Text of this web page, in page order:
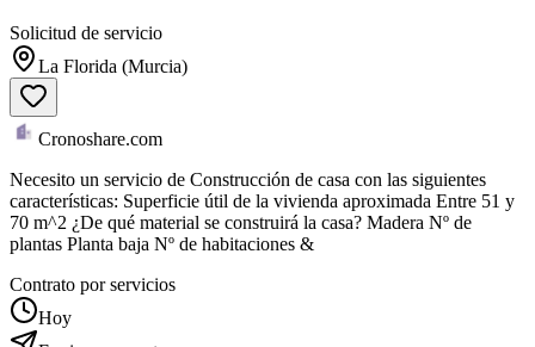
Solicitud de servicio
La Florida (Murcia)
Cronoshare.com
Necesito un servicio de Construcción de casa con las siguientes
características: Superficie útil de la vivienda aproximada Entre 51 y
70 m^2 ¿De qué material se construirá la casa? Madera Nº de
plantas Planta baja Nº de habitaciones &
Contrato por servicios
Hoy